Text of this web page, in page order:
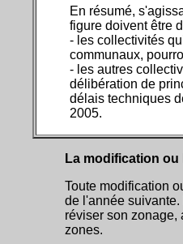
En résumé,
figure doivent être
- les collectivités
communaux,
- les autres
délibération de
délais techniques
2005.
La modification
Toute modification
de l'année
réviser son zonage,
zones.